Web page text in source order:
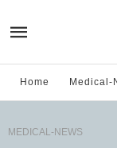
Home Medical-
MEDICAL-NEWS